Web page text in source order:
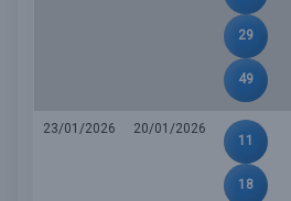
29
49
23/01/2026
20/01/2026
11
18